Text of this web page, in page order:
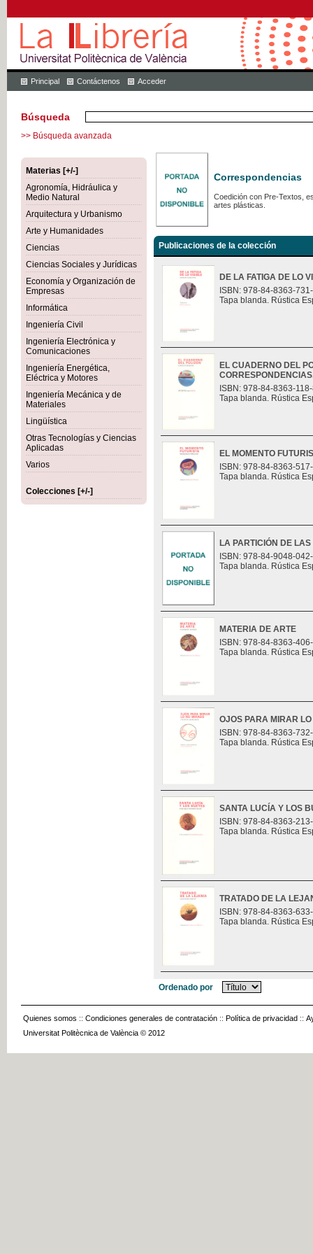
Principal Contáctenos Acceder
Búsqueda
>> Búsqueda avanzada
Materias [+/-]
Agronomía, Hidráulica y
Medio Natural
Arquitectura y Urbanismo
Arte y Humanidades
Ciencias
Ciencias Sociales y Jurídicas
Economía y Organización de
Empresas
Informática
Ingeniería Civil
Ingeniería Electrónica y
Comunicaciones
Ingeniería Energética,
Eléctrica y Motores
Ingeniería Mecánica y de
Materiales
Lingüística
Otras Tecnologías y Ciencias
Aplicadas
Varios
Colecciones [+/-]
Correspondencias
Coedición con Pre-Textos,
artes plásticas.
Publicaciones de la colección
DE LA FATIGA DE LO
ISBN: 978-84-8363-
Tapa blanda. Rústica
EL CUADERNO DEL
ISBN: 978-84-8363-
Tapa blanda. Rústica
EL MOMENTO
ISBN: 978-84-8363-
Tapa blanda. Rústica
LA PARTICIÓN DE
ISBN: 978-84-9048-
Tapa blanda. Rústica
MATERIA DE ARTE
ISBN: 978-84-8363-
Tapa blanda. Rústica
OJOS PARA MIRAR
ISBN: 978-84-8363-
Tapa blanda. Rústica
SANTA LUCÍA Y LOS
ISBN: 978-84-8363-
Tapa blanda. Rústica
TRATADO DE LA
ISBN: 978-84-8363-
Tapa blanda. Rústica
Ordenado por
Quienes somos :: Condiciones generales de contratación :: Política de privacidad ::
Universitat Politècnica de València © 2012